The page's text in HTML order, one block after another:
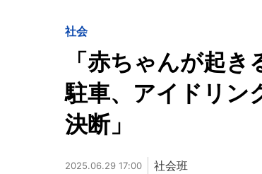
社会
「赤ちゃんが起
駐車、アイドリン
決断」
2025.06.29 17:00 社会班